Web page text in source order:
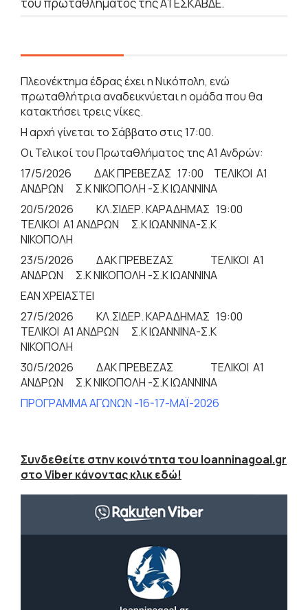
Πλεονέκτημα έδρας έχει η Νικόπολη, ενώ
πρωταθλήτρια αναδεικνύεται η ομάδα που θα
κατακτήσει τρεις νίκες.
Η αρχή γίνεται το Σάββατο στις 17:00.
Oι Τελικοί του Πρωταθλήματος της Α1 Ανδρών:
17/5/2026 ΔΑΚ ΠΡΕΒΕΖΑΣ 17:00 ΤΕΛΙΚΟΙ Α1
ΑΝΔΡΩΝ Σ.Κ ΝΙΚΟΠΟΛΗ -Σ.Κ ΙΩΑΝΝΙΝΑ
20/5/2026 ΚΛ.ΣΙΔΕΡ. ΚΑΡΑΔΗΜΑΣ 19:00
ΤΕΛΙΚΟΙ Α1 ΑΝΔΡΩΝ Σ.Κ ΙΩΑΝΝΙΝΑ-Σ.Κ
ΝΙΚΟΠΟΛΗ
23/5/2026 ΔΑΚ ΠΡΕΒΕΖΑΣ ΤΕΛΙΚΟΙ Α1
ΑΝΔΡΩΝ Σ.Κ ΝΙΚΟΠΟΛΗ -Σ.Κ ΙΩΑΝΝΙΝΑ
ΕΑΝ ΧΡΕΙΑΣΤΕΙ
27/5/2026 ΚΛ.ΣΙΔΕΡ. ΚΑΡΑΔΗΜΑΣ 19:00
ΤΕΛΙΚΟΙ Α1 ΑΝΔΡΩΝ Σ.Κ ΙΩΑΝΝΙΝΑ-Σ.Κ
ΝΙΚΟΠΟΛΗ
30/5/2026 ΔΑΚ ΠΡΕΒΕΖΑΣ ΤΕΛΙΚΟΙ Α1
ΑΝΔΡΩΝ Σ.Κ ΝΙΚΟΠΟΛΗ -Σ.Κ ΙΩΑΝΝΙΝΑ
ΠΡΟΓΡΑΜΜΑ ΑΓΩΝΩΝ -16-17-ΜΑΪ-2026
Συνδεθείτε στην κοινότητα του Ioanninagoal.gr
στο Viber κάνοντας κλικ εδώ!